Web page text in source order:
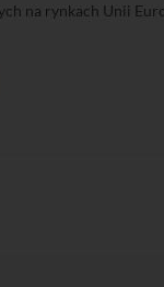
na rynkach Unii